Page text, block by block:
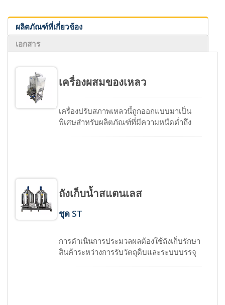
ผลิตภัณฑ์ที่เกี่ยวข้อง
เอกสาร
เครื่องผสมของเหลว
เครื่องปรับสภาพเหลวนี้ถูกออกแบบมาเป็น
พิเศษสำหรับผลิตภัณฑ์ที่มีความหนืดต่ำถึง
ประสิทธิภาพและสม่ำเสมอ อุปกรณ์นี้สามารถ
ใช้สำหรับการละลายสารละลาย การกระจาย
สาร การเอมัลซิฟาย การผสมผสานและการ
ผสมผสานของผลิตภัณฑ์ได้
ถังเก็บน้ำสแตนเลส
ชุด ST
การดำเนินการประมวลผลต้องใช้ถังเก็บรักษา
สินค้าระหว่างการรับวัตถุดิบและระบบบรรจุ